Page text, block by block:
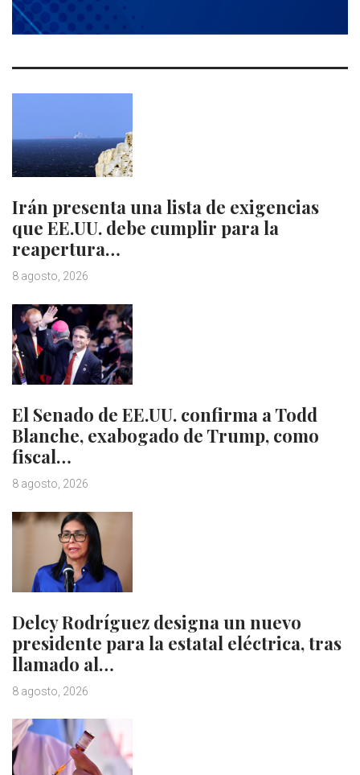
Irán presenta una lista de exigencias
que EE.UU. debe cumplir para la
reapertura…
8 agosto, 2026
El Senado de EE.UU. confirma a Todd
Blanche, exabogado de Trump, como
fiscal…
8 agosto, 2026
Delcy Rodríguez designa un nuevo
presidente para la estatal eléctrica, tras
llamado al…
8 agosto, 2026